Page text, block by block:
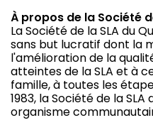
À propos de la Société
La Société de la SLA du
sans but lucratif dont la
l'amélioration de la
atteintes de la SLA et à
famille, à toutes les
1983, la Société de la
organisme